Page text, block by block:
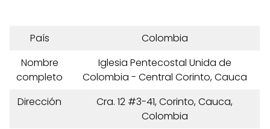
País
Colombia
Nombre
completo
Iglesia Pentecostal Unida de
Colombia - Central Corinto, Cauca
Dirección
Cra. 12 #3-41, Corinto, Cauca,
Colombia